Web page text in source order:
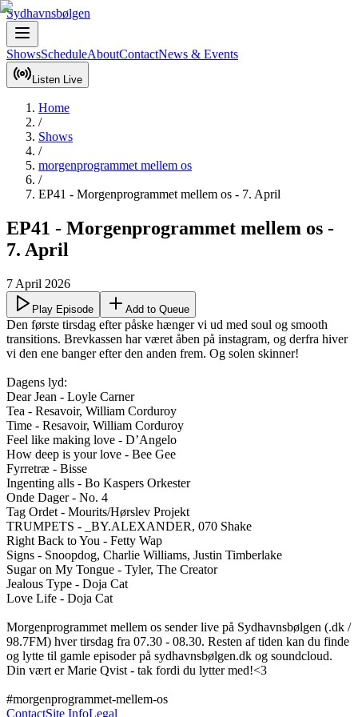
Sydhavnsbølgen
ShowsScheduleAboutContactNews & Events
Listen Live
Home
/
Shows
/
morgenprogrammet mellem os
/
EP41 - Morgenprogrammet mellem os - 7. April
EP41 - Morgenprogrammet mellem os -
7. April
7 April 2026
Play Episode Add to Queue
Den første tirsdag efter påske hænger vi ud med soul og smooth
transitions. Brevkassen har været åben på instagram, og derfra hiver
vi den ene banger efter den anden frem. Og solen skinner!
Dagens lyd:
Dear Jean - Loyle Carner
Tea - Resavoir, William Corduroy
Time - Resavoir, William Corduroy
Feel like making love - D’Angelo
How deep is your love - Bee Gee
Fyrretræ - Bisse
Ingenting alls - Bo Kaspers Orkester
Onde Dager - No. 4
Tag Ordet - Mourits/Hørslev Projekt
TRUMPETS - _BY.ALEXANDER, 070 Shake
Right Back to You - Fetty Wap
Signs - Snoopdog, Charlie Williams, Justin Timberlake
Sugar on My Tongue - Tyler, The Creator
Jealous Type - Doja Cat
Love Life - Doja Cat
Morgenprogrammet mellem os sender live på Sydhavnsbølgen (.dk /
98.7FM) hver tirsdag fra 07.30 - 08.30. Resten af tiden kan du finde
og lytte til gamle episoder på sydhavnsbølgen.dk og soundcloud.
Din vært er Marie Qvist - tak fordi du lytter med!<3
#morgenprogrammet-mellem-os
ContactSite InfoLegal